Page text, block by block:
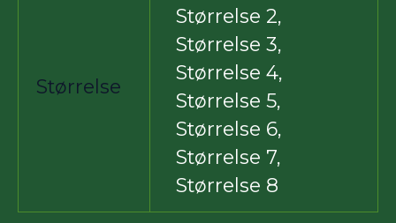
Størrelse
Størrelse 2,
Størrelse 3,
Størrelse 4,
Størrelse 5,
Størrelse 6,
Størrelse 7,
Størrelse 8